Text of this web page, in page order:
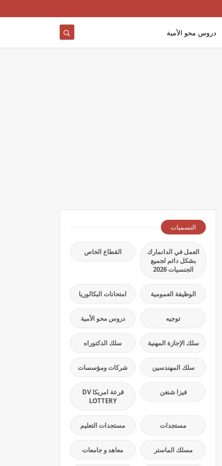
دروس محو الأمية
التسميات
العمل في الدانمارك
بشكل دائم لجميع
الجنسيات 2026
القطاع الخاص
الوظيفة العمومية امتحانات البكالوريا
توجيه دروس محو الأمية
سلك الإجازة المهنية سلك الدكتوراه
سلك المهندسين شركات ومؤسسات
فيزا شنغن
قرعة امريكا DV
LOTTERY
مستجدات مستجدات التعليم
مسلك الماستر معاهد و جامعات